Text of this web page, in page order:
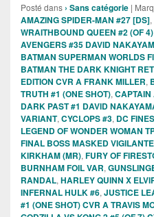
Posté dans › Sans catégorie |
AMAZING SPIDER-MAN #27 [DS],
WRAITHBOUND QUEEN #2 (OF
AVENGERS #35 DAVID
BATMAN SUPERMAN WORLDS
BATMAN THE DARK KNIGHT
EDITION CVR A FRANK MILLER,
TRUTH #1 (ONE SHOT),
DARK PAST #1 DAVID
VARIANT, CYCLOPS #3, DC
LEGEND OF WONDER WOMAN
FINAL BOSS MASKED
KIRKHAM (MR), FURY OF
BURNHAM FOIL VAR,
RANDAL, HARLEY QUINN X
INFERNAL HULK #6, JUSTICE
#1 (ONE SHOT) CVR A TRAVIS